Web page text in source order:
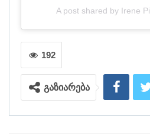
A post shared by Irene
192
გაზიარება